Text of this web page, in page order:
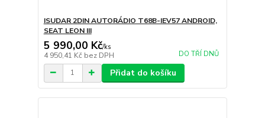
ISUDAR 2DIN AUTORÁDIO T68B-IEV57 ANDROID,
SEAT LEON III
5 990,00 Kč/ks
4 950,41 Kč bez DPH DO TŘÍ DNŮ
Přidat do košíku